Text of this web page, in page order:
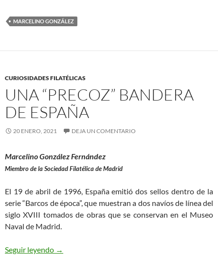
MARCELINO GONZÁLEZ
CURIOSIDADES FILATÉLICAS
UNA “PRECOZ” BANDERA
DE ESPAÑA
20 ENERO, 2021 DEJA UN COMENTARIO
Marcelino González Fernández
Miembro de la Sociedad Filatélica de Madrid
El 19 de abril de 1996, España emitió dos sellos dentro de la
serie “Barcos de época”, que muestran a dos navíos de línea del
siglo XVIII tomados de obras que se conservan en el Museo
Naval de Madrid.
Seguir leyendo Una “Precoz” Bandera de España
→